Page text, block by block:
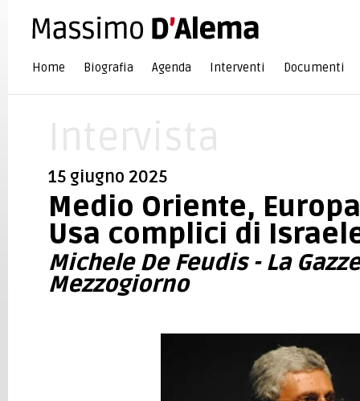
Home Biografia Agenda Interventi Documenti
15 giugno 2025
Medio Oriente,
Usa complici di
Michele De Feudis - La
Mezzogiorno